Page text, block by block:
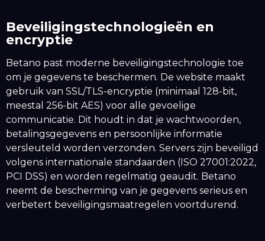
Beveiligingstechnologieën en
encryptie
Betano past moderne beveiligingstechnologie toe
om je gegevens te beschermen. De website maakt
gebruik van SSL/TLS-encryptie (minimaal 128-bit,
meestal 256-bit AES) voor alle gevoelige
communicatie. Dit houdt in dat je wachtwoorden,
betalingsgegevens en persoonlijke informatie
versleuteld worden verzonden. Servers zijn beveiligd
volgens internationale standaarden (ISO 27001:2022,
PCI DSS) en worden regelmatig geaudit. Betano
neemt de bescherming van je gegevens serieus en
verbetert beveiligingsmaatregelen voortdurend.